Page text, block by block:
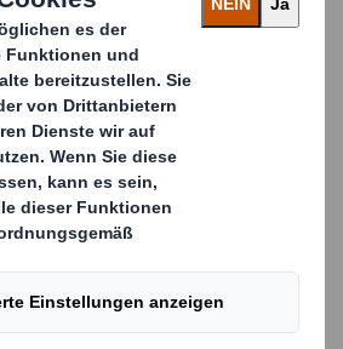
Bereichen Verpackung,
Im Jahr 2008 erfolgte dann die
DELTA Packaging Services
DELTA mit einem großen
zahlreichen Experten
und Zulieferer aus
Der Stammsitz befindet
Von dort aus werden
in Deutschland und